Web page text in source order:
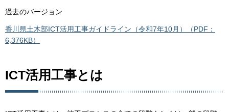
過去のバージョン
香川県土木部ICT活用工事ガイドライン（令和7年10月）（PDF：
6,376KB）
ICT活用工事とは